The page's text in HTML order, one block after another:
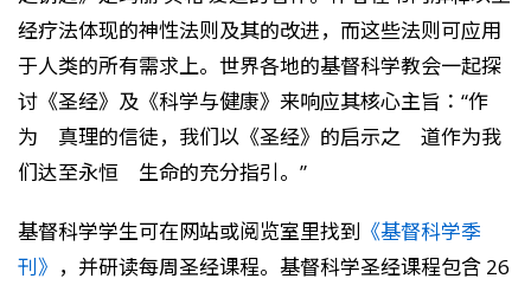
经疗法体现的神性法则及其的改进，而这些法则可应用
于人类的所有需求上。世界各地的基督科学教会一起探
讨《圣经》及《科学与健康》来响应其核心主旨：“作
为 真理的信徒，我们以《圣经》的启示之 道作为我
们达至永恒 生命的充分指引。”
基督科学学生可在网站或阅览室里找到 《基督科学季
刊》 ，并研读每周圣经课程。基督科学圣经课程包含 26